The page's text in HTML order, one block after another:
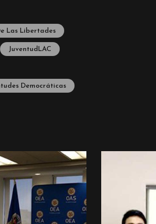
Las Libertades
JuventudLAC
Democráticas